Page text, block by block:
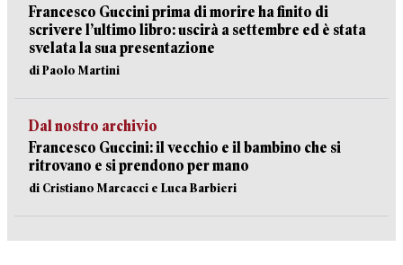
Francesco Guccini prima di morire ha finito di
scrivere l’ultimo libro: uscirà a settembre ed è stata
svelata la sua presentazione
di Paolo Martini
Dal nostro archivio
Francesco Guccini: il vecchio e il bambino che si
ritrovano e si prendono per mano
di Cristiano Marcacci e Luca Barbieri